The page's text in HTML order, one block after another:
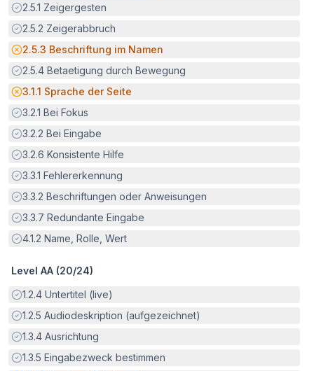
Erfüllt:
2.5.1 Zeigergesten
Erfüllt:
2.5.2 Zeigerabbruch
Potenzielle Barriere:
2.5.3 Beschriftung im Namen
Erfüllt:
2.5.4 Betaetigung durch Bewegung
Potenzielle Barriere:
3.1.1 Sprache der Seite
Erfüllt:
3.2.1 Bei Fokus
Erfüllt:
3.2.2 Bei Eingabe
Erfüllt:
3.2.6 Konsistente Hilfe
Erfüllt:
3.3.1 Fehlererkennung
Erfüllt:
3.3.2 Beschriftungen oder Anweisungen
Erfüllt:
3.3.7 Redundante Eingabe
Erfüllt:
4.1.2 Name, Rolle, Wert
Level AA (20/24)
Erfüllt:
1.2.4 Untertitel (live)
Erfüllt:
1.2.5 Audiodeskription (aufgezeichnet)
Erfüllt:
1.3.4 Ausrichtung
Erfüllt:
1.3.5 Eingabezweck bestimmen